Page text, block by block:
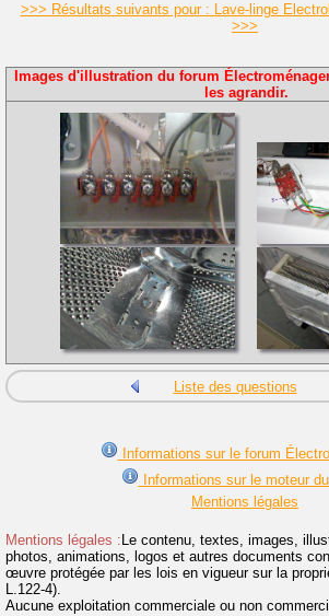
>>> Résultats suivants pour : Lave-linge
>>>
Images d'illustration du forum
les agrandir.
Liste des questions
Informations sur le forum
Informations sur le moteur
Mentions légales
Mentions légales : Le contenu, textes, images,
photos, animations, logos et autres documents
œuvre protégée par les lois en vigueur sur la
L.122-4).
Aucune exploitation commerciale ou non